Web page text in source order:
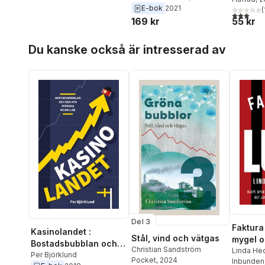
praktiken
Olsson,Astrid Kander
Jerneck
Malin Henriksson,Mikael
Björheden,Per Björklund
E-bok 2021
169 kr
3,0utav (
55 kr
Du kanske också är intresserad av
Kasinolandet :
Bostadsbubblan och
den nya svenska
Per Björklund
Del 3
Stål, vind och vätgas
Christian Sandström
Pocket, 2024
mygel
så
Linda
Inbunden